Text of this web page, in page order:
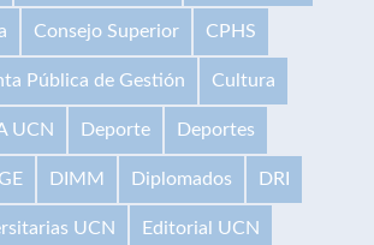
Consejo Superior CPHS
Pública de Gestión Cultura
UCN Deporte Deportes
DIMM Diplomados DRI
UCN Editorial UCN